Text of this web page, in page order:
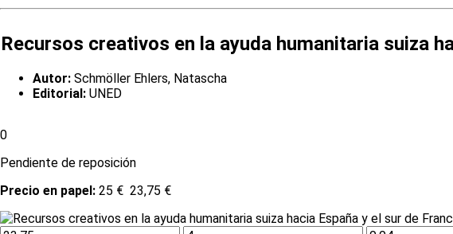
Recursos creativos en la ayuda humanitaria suiza
Autor: Schmöller Ehlers, Natascha
Editorial: UNED
0
Pendiente de reposición
Precio en papel: 25 € 23,75 €